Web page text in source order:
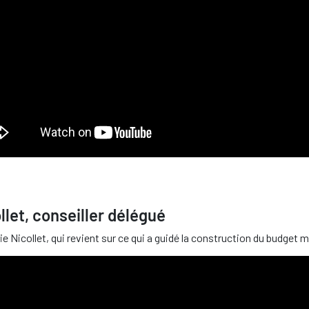
conseiller délégué
Nicollet, qui revient sur ce qui a guidé la construction du budget